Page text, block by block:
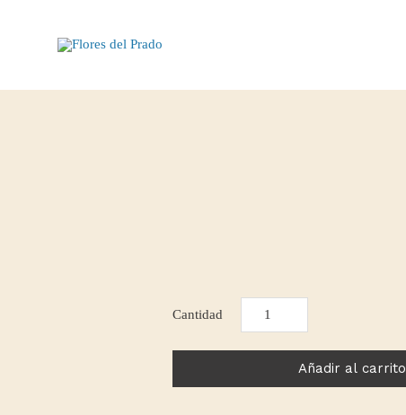
VANESSA
Añadir al carrito